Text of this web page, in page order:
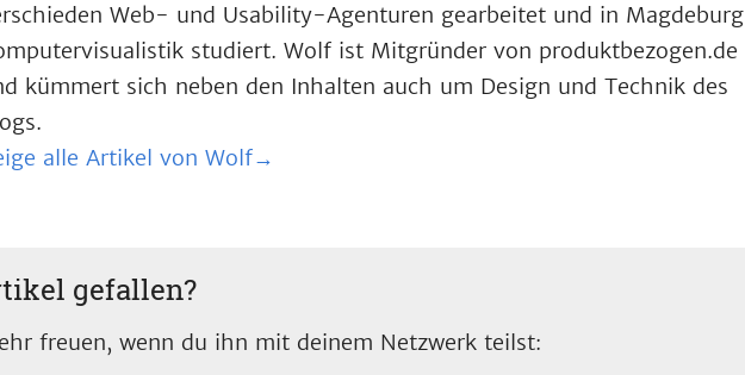
Web- und Usability-Agenturen gearbeitet und in Magdeburg
studiert. Wolf ist Mitgründer von produktbezogen.de
kümmert sich neben den Inhalten auch um Design und Technik des
alle Artikel von Wolf→
gefallen?
freuen, wenn du ihn mit deinem Netzwerk teilst: